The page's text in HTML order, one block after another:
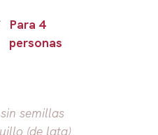
Para 4
personas
semillas
(de lata)